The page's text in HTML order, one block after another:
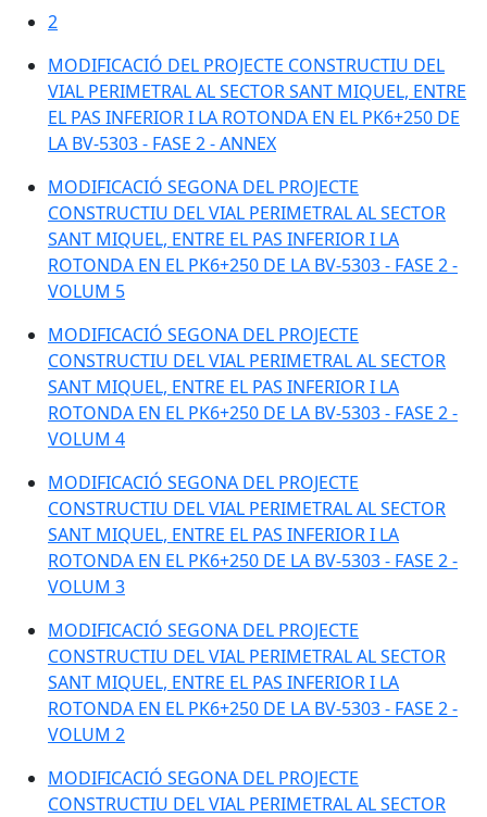
2
MODIFICACIÓ DEL PROJECTE CONSTRUCTIU DEL
VIAL PERIMETRAL AL SECTOR SANT MIQUEL, ENTRE
EL PAS INFERIOR I LA ROTONDA EN EL PK6+250 DE
LA BV-5303 - FASE 2 - ANNEX
MODIFICACIÓ SEGONA DEL PROJECTE
CONSTRUCTIU DEL VIAL PERIMETRAL AL SECTOR
SANT MIQUEL, ENTRE EL PAS INFERIOR I LA
ROTONDA EN EL PK6+250 DE LA BV-5303 - FASE 2 -
VOLUM 5
MODIFICACIÓ SEGONA DEL PROJECTE
CONSTRUCTIU DEL VIAL PERIMETRAL AL SECTOR
SANT MIQUEL, ENTRE EL PAS INFERIOR I LA
ROTONDA EN EL PK6+250 DE LA BV-5303 - FASE 2 -
VOLUM 4
MODIFICACIÓ SEGONA DEL PROJECTE
CONSTRUCTIU DEL VIAL PERIMETRAL AL SECTOR
SANT MIQUEL, ENTRE EL PAS INFERIOR I LA
ROTONDA EN EL PK6+250 DE LA BV-5303 - FASE 2 -
VOLUM 3
MODIFICACIÓ SEGONA DEL PROJECTE
CONSTRUCTIU DEL VIAL PERIMETRAL AL SECTOR
SANT MIQUEL, ENTRE EL PAS INFERIOR I LA
ROTONDA EN EL PK6+250 DE LA BV-5303 - FASE 2 -
VOLUM 2
MODIFICACIÓ SEGONA DEL PROJECTE
CONSTRUCTIU DEL VIAL PERIMETRAL AL SECTOR